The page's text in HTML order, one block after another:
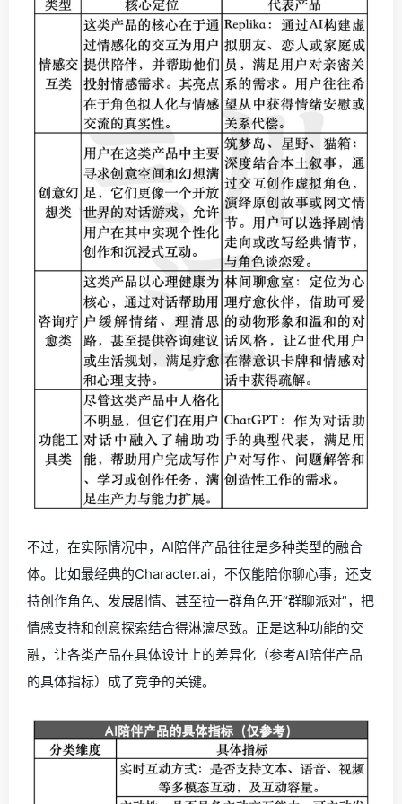
不过，在实际情况中，AI陪伴产品往往是多种类型的融合
体。比如最经典的Character.ai，不仅能陪你聊心事，还支
持创作角色、发展剧情、甚至拉一群角色开“群聊派对”，把
情感支持和创意探索结合得淋漓尽致。正是这种功能的交
融，让各类产品在具体设计上的差异化（参考AI陪伴产品
的具体指标）成了竞争的关键。